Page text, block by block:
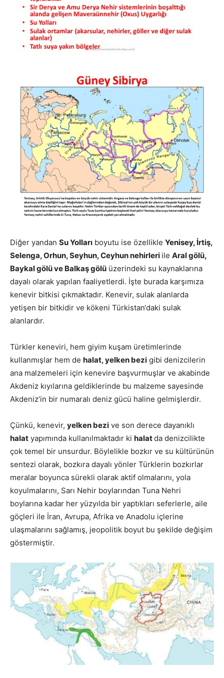
Diğer yandan Su Yolları boyutu ise özellikle Yenisey, İrtiş,
Selenga, Orhun, Seyhun, Ceyhun nehirleri ile Aral gölü,
Baykal gölü ve Balkaş gölü üzerindeki su kaynaklarına
dayalı olarak yapılan faaliyetlerdi. İşte burada karşımıza
kenevir bitkisi çıkmaktadır. Kenevir, sulak alanlarda
yetişen bir bitkidir ve kökeni Türkistan‘daki sulak
alanlardır.
Türkler keneviri, hem giyim kuşam üretimlerinde
kullanmışlar hem de halat, yelken bezi gibi denizcilerin
ana malzemeleri için kenevire başvurmuşlar ve akabinde
Akdeniz kıyılarına geldiklerinde bu malzeme sayesinde
Akdeniz’in bir numaralı deniz gücü haline gelmişlerdir.
Çünkü, kenevir, yelken bezi ve son derece dayanıklı
halat yapımında kullanılmaktadır ki halatda denizcilikte
çok temel bir unsurdur. Böylelikle bozkır ve su kültürünün
sentezi olarak, bozkıra dayalı yönler Türklerin bozkırlar
meralar boyunca sürekli olarak aktif olmalarını, yola
koyulmalarını, Sarı Nehir boylarından Tuna Nehri
boylarına kadar her yüzyılda bir yaptıkları seferlerle, aile
göçleri ile İran, Avrupa, Afrika ve Anadolu içlerine
ulaşmalarını sağlamış, jeopolitik boyut bu şekilde değişim
göstermiştir.